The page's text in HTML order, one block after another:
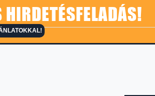
HIRDETÉSFELADÁS!